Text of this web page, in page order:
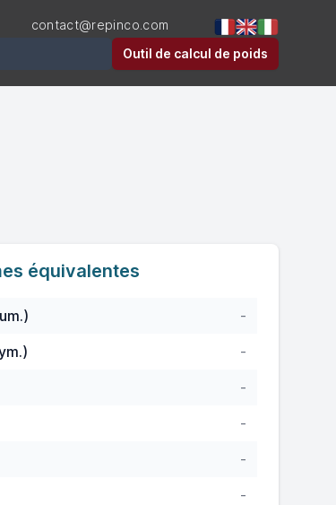
contact@repinco.com
Outil de calcul de poids
équivalentes
-
-
-
-
-
-